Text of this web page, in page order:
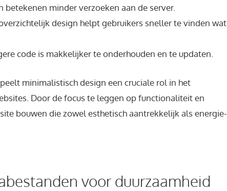
betekenen minder verzoeken aan de server.
design helpt gebruikers sneller te vinden wat
code is makkelijker te onderhouden en te updaten.
minimalistisch design een cruciale rol in het
Door de focus te leggen op functionaliteit en
bouwen die zowel esthetisch aantrekkelijk als energie-
voor duurzaamheid